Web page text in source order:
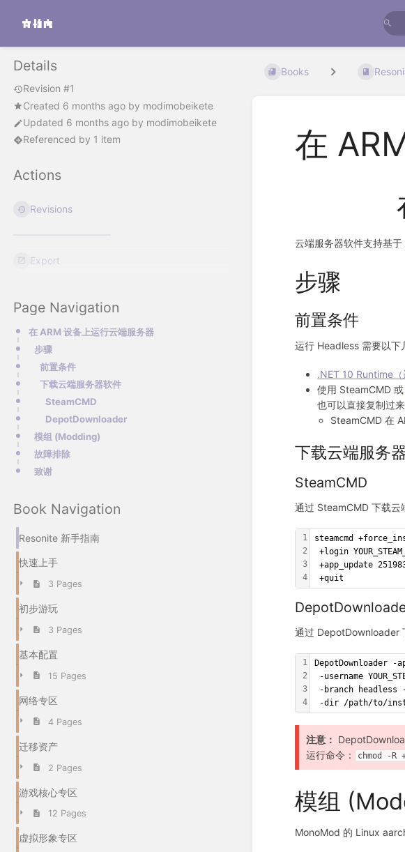
Details
Revision #1
Created 6 months ago by modimobeikete
Updated 6 months ago by modimobeikete
Referenced by 1 item
Actions
Revisions
Export
Page Navigation
在 ARM 设备上运行云端服务器
步骤
前置条件
下载云端服务器软件
SteamCMD
DepotDownloader
模组 (Modding)
故障排除
致谢
Book Navigation
Resonite 新手指南
快速上手
3 Pages
初步游玩
3 Pages
基本配置
15 Pages
网络专区
4 Pages
迁移资产
2 Pages
游戏核心专区
12 Pages
虚拟形象专区
Books
在
云端服务器软件支持基
步骤
前置条件
运行 Headless 需要以下
.NET 10 Runtime（
使用 SteamCMD 或
也可以直接复制过来
SteamCMD 在
下载云端服务
SteamCMD
通过 SteamCMD 下载云
1
2
3
4
steamcmd
+login
+app_update
+quit
通过 DepotDownloader
1
2
3
4
DepotDownloader -
-username
-branch headless -
-dir /path/to/
注意：
运行命令：
chmod -
模组
MonoMod 的 Linux